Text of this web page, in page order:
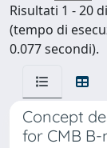
Risultati 1 - 20
(tempo di
0.077 secondi).
Concept
for CMB